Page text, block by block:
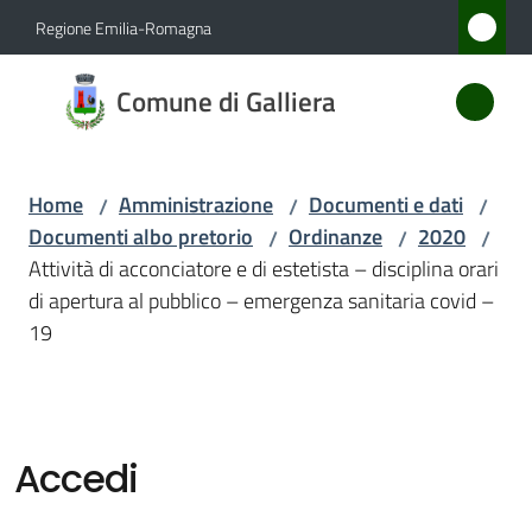
Vai al contenuto
Vai alla navigazione
Vai al footer
Regione Emilia-Romagna
Comune di Galliera
Comune
di
Amministrazione
Menu selezionato
Novità
Vivere
Galliera
Home / Amministrazione / Documenti e dati /
Documenti albo pretorio / Ordinanze / 2020 /
Attività di acconciatore e di estetista – disciplina orari
di apertura al pubblico – emergenza sanitaria covid –
19
Accedi